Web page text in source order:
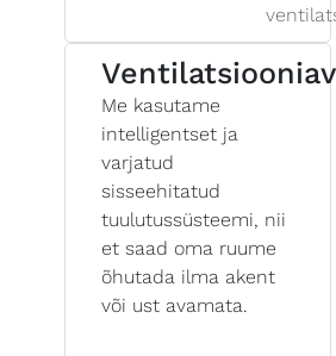
Me kasutame
intelligentset ja
varjatud
sisseehitatud
tuulutussüsteemi, nii
et saad oma ruume
õhutada ilma akent
või ust avamata.